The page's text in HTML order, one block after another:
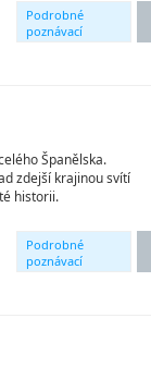
Podrobné
poznávací
Španělska.
zdejší krajinou svítí
historii.
Podrobné
poznávací